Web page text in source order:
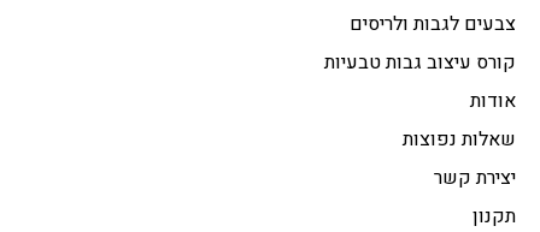
צבעים לגבות ולריסים
קורס עיצוב גבות טבעיות
אודות
שאלות נפוצות
יצירת קשר
תקנון